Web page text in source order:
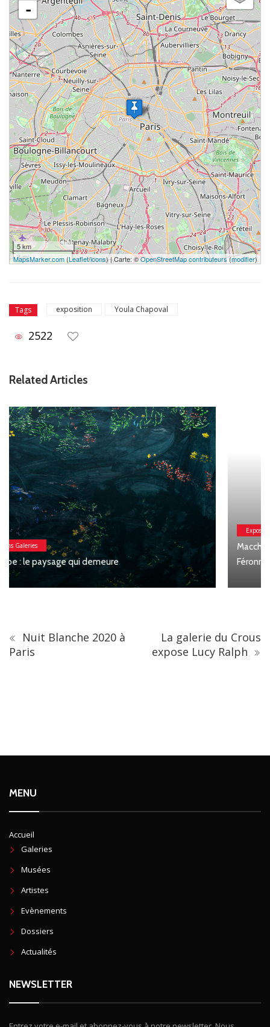
-
5 km
3 mi
MapsMarker.com (Leaflet/icons) | Carte: ©OpenStreetMap contributeurs(modifier)
Tags exposition Youla Chapoval
2522
Related Articles
Expositions Galeries
Macchia : Jesse Willems, Galerie Clémentine de la
Féronnière
Nuit Blanche 2020 à
Paris
La galerie du Crous
expose Lucy Ralph
MENU
Accueil
Galeries
Musées
Artistes
Evènements
Dossiers
Actualités
NEWSLETTER